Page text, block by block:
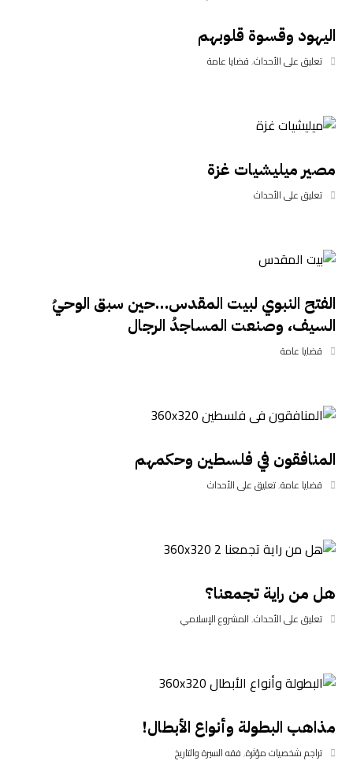
اليهود وقسوة قلوبهم
تعليق على الأحداث,قضايا عامة
مصير ميليشيات غزة
تعليق على الأحداث
الفتح النبوي لبيت المقدس…حين سبق الوحيُ
السيف، وصنعت المساجدُ الرجال
قضايا عامة
المنافقون في فلسطين وحكمهم
قضايا عامة,تعليق على الأحداث
هل من راية تجمعنا؟
تعليق على الأحداث,المشروع الإسلامي
مذاهب البطولة وأنواع الأبطال!
تراجم شخصيات مؤثرة,فقه السيرة والتاريخ